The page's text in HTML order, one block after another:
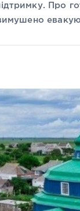
Про
вимушено